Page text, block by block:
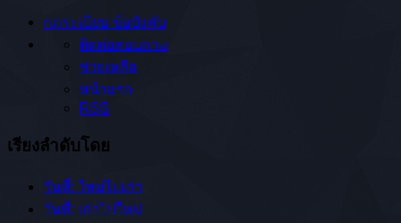
กฎระเบียบ ข้อบังคับ
ติดต่อสอบถาม
ช่วยเหลือ
หน้าแรก
RSS
เรียงลำดับโดย
วันที่: ใหม่ไปเก่า
วันที่: เก่าไปใหม่